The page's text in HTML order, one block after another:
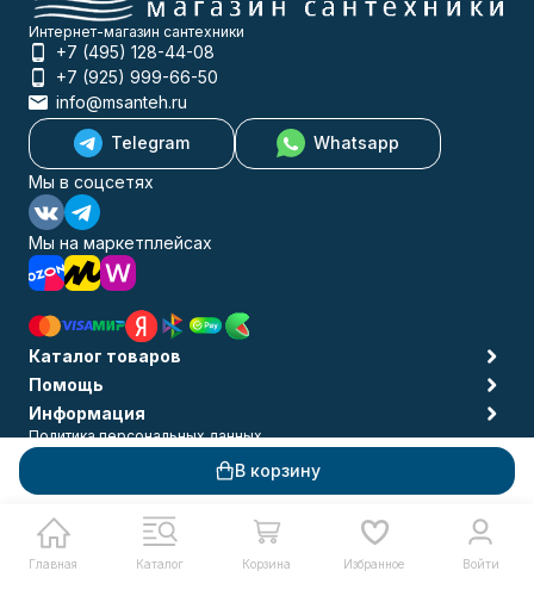
В корзину
Главная Каталог Корзина Избранное Войти
Интернет-магазин сантехники
+7 (495) 128-44-08
+7 (925) 999-66-50
info@msanteh.ru
Telegram
Whatsapp
Мы в соцсетях
Мы на маркетплейсах
Каталог товаров
Помощь
Информация
Политика персональных данных
© 2009-2026 MSANTEH